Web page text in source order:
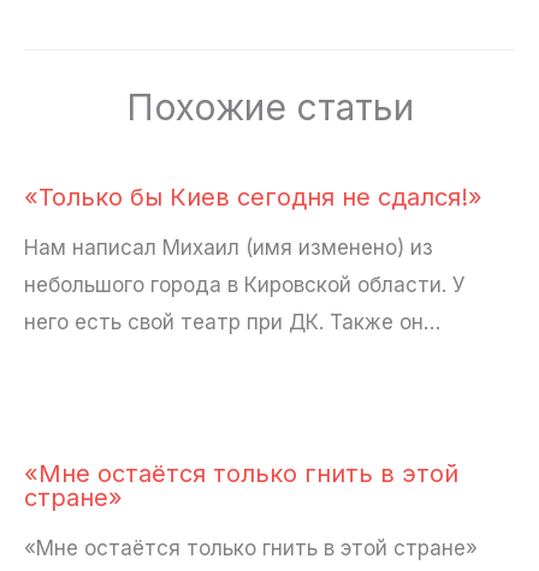
Похожие статьи
«Только бы Киев сегодня не сдался!»
Нам написал Михаил (имя изменено) из
небольшого города в Кировской области. У
него есть свой театр при ДК. Также он…
«Мне остаётся только гнить в этой
стране»
«Мне остаётся только гнить в этой стране»